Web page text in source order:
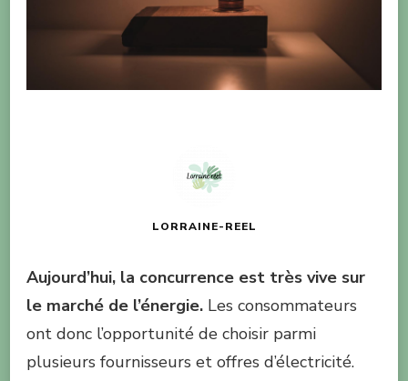
LORRAINE-REEL
Aujourd’hui, la concurrence est très vive sur
le marché de l’énergie. Les consommateurs
ont donc l’opportunité de choisir parmi
plusieurs fournisseurs et offres d’électricité.